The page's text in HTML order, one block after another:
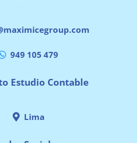
949 105 479
Estudio Contable
Lima